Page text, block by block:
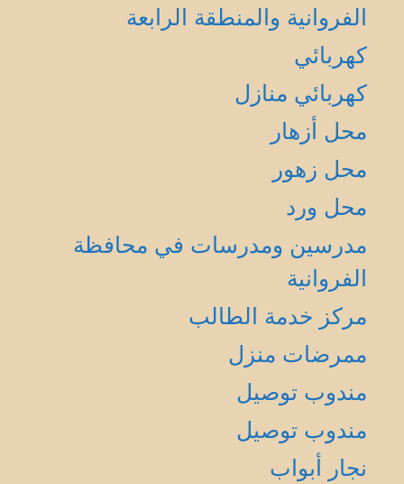
الفروانية والمنطقة الرابعة
كهربائي
كهربائي منازل
محل أزهار
محل زهور
محل ورد
مدرسين ومدرسات في محافظة
الفروانية
مركز خدمة الطالب
ممرضات منزل
مندوب توصيل
مندوب توصيل
نجار أبواب